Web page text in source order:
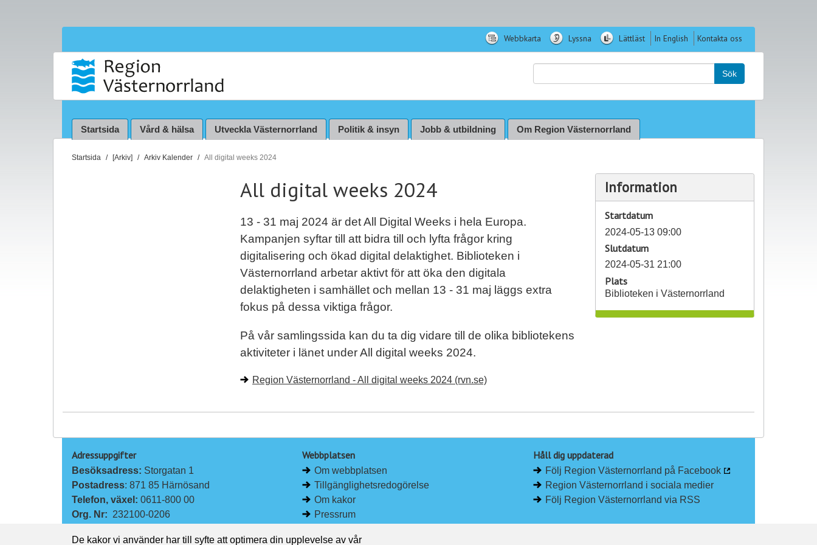
Webbkarta Lyssna Lättläst In English Kontakta oss
Sök
Startsida Vård & hälsa Utveckla Västernorrland Politik & insyn Jobb & utbildning Om Region Västernorrland
D
Startsida [Arkiv] Arkiv Kalender All digital weeks 2024
All digital weeks 2024
13 - 31 maj 2024 är det All Digital Weeks i hela Europa.
Kampanjen syftar till att bidra till och lyfta frågor kring
digitalisering och ökad digital delaktighet. Biblioteken i
Västernorrland arbetar aktivt för att öka den digitala
delaktigheten i samhället och mellan 13 - 31 maj läggs extra
fokus på dessa viktiga frågor.
På vår samlingssida kan du ta dig vidare till de olika bibliotekens
aktiviteter i länet under All digital weeks 2024.
Region Västernorrland - All digital weeks 2024 (rvn.se)
Information
Startdatum
2024-05-13 09:00
Slutdatum
2024-05-31 21:00
Plats
Biblioteken i Västernorrland
Adressuppgifter
Besöksadress: Storgatan 1
Postadress: 871 85 Härnösand
Telefon, växel: 0611-800 00
Org. Nr: 232100-0206
Kontakta oss
Webbplatsen
Om webbplatsen
Tillgänglighetsredogörelse
Om kakor
Pressrum
Håll dig uppdaterad
Följ Region Västernorrland på Facebook
Region Västernorrland i sociala medier
Följ Region Västernorrland via RSS
De kakor vi använder har till syfte att optimera din upplevelse av vår